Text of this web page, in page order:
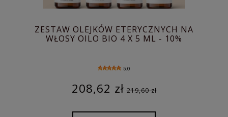
ZESTAW OLEJKÓW ETERYCZNYCH NA
WŁOSY OILO BIO 4 X 5 ML - 10%
5.0
208,62 zł 219,60 zł